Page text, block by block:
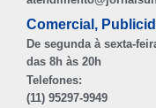
Comercial,
De segunda à sexta-
das 8h às 20h
Telefones:
(11) 95297-9949